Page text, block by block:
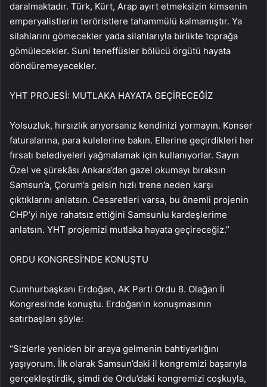
daralmaktadır. Türk, Kürt, Arap ayırt etmeksizin kimsenin
emperyalistlerin teröristlere tahammülü kalmamıştır. Ya
silahlarını gömecekler yada silahlarıyla birlikte toprağa
gömülecekler. Suni teneffüsler bölücü örgütü hayata
döndüremeyecekler.
YHT PROJESİ: MUTLAKA HAYATA GEÇİRECEĞİZ
Yolsuzluk, hırsızlık arıyorsanız kendinizi yormayın. Konser
faturalarına, para kulelerine bakın. Ellerine geçirdikleri her
fırsatı belediyeleri yağmalamak için kullanıyorlar. Sayın
Özel ve şürekâsı Ankara’dan gazel okumayı bıraksın
Samsun’a, Çorum’a gelsin hızlı trene neden karşı
çıktıklarını anlatsın. Cesaretleri varsa, bu önemli projenin
CHP’yi niye rahatsız ettiğini Samsunlu kardeşlerime
anlatsın. YHT projemizi mutlaka hayata geçireceğiz.”
ORDU KONGRESİ’NDE KONUŞTU
Cumhurbaşkanı Erdoğan, AK Parti Ordu 8. Olağan İl
Kongresi’nde konuştu. Erdoğan’ın konuşmasının
satırbaşları şöyle:
“Sizlerle yeniden bir araya gelmenin bahtiyarlığını
yaşıyorum. İlk olarak Samsun’daki il kongremizi başarıyla
gerçekleştirdik, şimdi de Ordu’daki kongremizi coşkuyla,